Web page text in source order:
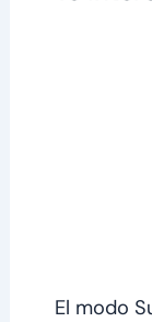
El modo